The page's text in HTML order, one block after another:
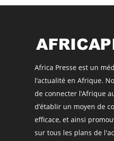
Africa Presse est un
l’actualité en Afrique.
de connecter l’Afrique
d’établir un moyen de
efficace, et ainsi
sur tous les plans de